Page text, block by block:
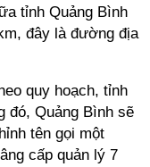
tỉnh Quảng Bình
đây là đường địa
quy hoạch, tỉnh
đó, Quảng Bình sẽ
tên gọi một
cấp quản lý 7